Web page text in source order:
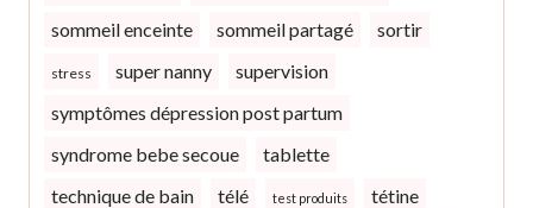
sommeil enceinte
sommeil partagé sortir
stress super nanny
supervision
symptômes dépression post partum
syndrome bebe secoue
tablette
technique de bain
télé test produits
tétine